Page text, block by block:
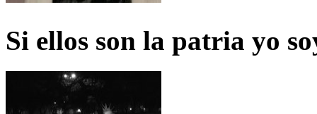
Si ellos son la patria yo